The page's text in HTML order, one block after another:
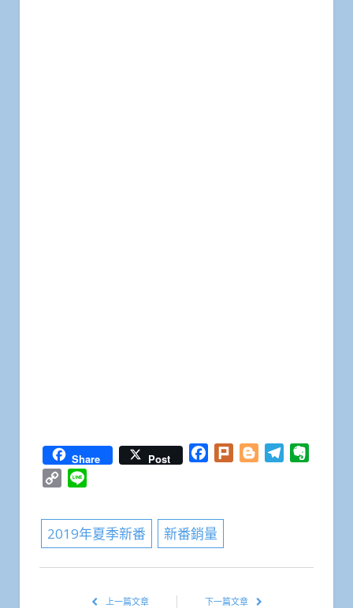
Share Post Facebook
Plurk BloggerTelegram
Copy
2019年夏季新番 新番銷量
上一篇文章 下一篇文章